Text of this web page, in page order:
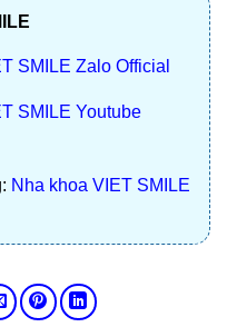
SMILE Zalo Official
SMILE Youtube
Nha khoa VIET SMILE